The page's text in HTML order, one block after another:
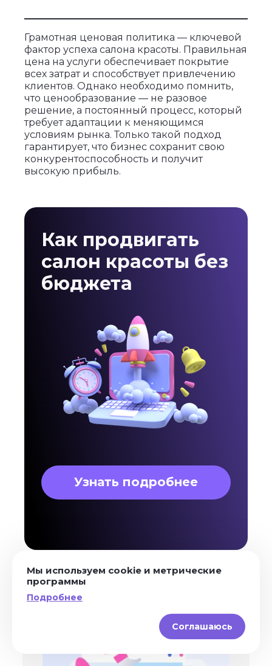
Грамотная ценовая политика — ключевой
фактор успеха салона красоты. Правильная
цена на услуги обеспечивает покрытие
всех затрат и способствует привлечению
клиентов. Однако необходимо помнить,
что ценообразование — не разовое
решение, а постоянный процесс, который
требует адаптации к меняющимся
условиям рынка. Только такой подход
гарантирует, что бизнес сохранит свою
конкурентоспособность и получит
высокую прибыль.
Как продвигать
салон красоты без
бюджета
Узнать подробнее
Все статьи
Мы используем cookie и метрические
программы
Подробнее
Соглашаюсь